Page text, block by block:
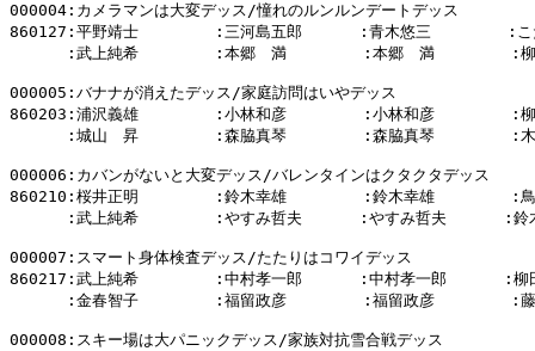
000004:カメラマンは大変デッス/憧れのルンルンデートデッス
860127:平野靖士        :三河島五郎      :青木悠三        :こ
:武上純希        :本郷　満        :本郷　満        :柳
000005:バナナが消えたデッス/家庭訪問はいやデッス
860203:浦沢義雄        :小林和彦        :小林和彦        :柳
:城山　昇        :森脇真琴        :森脇真琴        :木
000006:カバンがないと大変デッス/バレンタインはクタクタデッス
860210:桜井正明        :鈴木幸雄        :鈴木幸雄        :鳥
:武上純希        :やすみ哲夫      :やすみ哲夫      :鈴
000007:スマート身体検査デッス/たたりはコワイデッス
860217:武上純希        :中村孝一郎      :中村孝一郎      :柳
:金春智子        :福留政彦        :福留政彦        :藤
000008:スキー場は大パニックデッス/家族対抗雪合戦デッス